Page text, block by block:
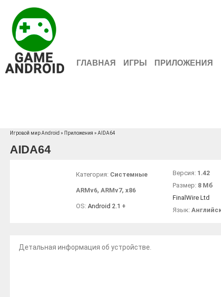
ГЛАВНАЯ ИГРЫ ПРИЛОЖЕНИЯ
Игровой мир Android » Приложения » AIDA64
AIDA64
Категория: Системные
ARMv6, ARMv7, x86
OS: Android 2.1 +
Версия: 1.42
Размер: 8 Мб
FinalWire Ltd
Язык:
Детальная информация об устройстве.